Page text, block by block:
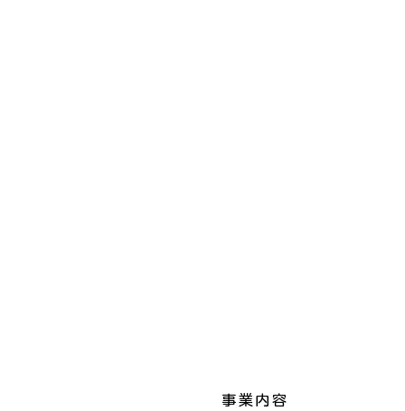
​事業内容